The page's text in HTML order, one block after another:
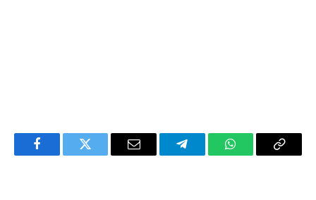
FacebookTwitter Email TelegramWhatsAppCopy